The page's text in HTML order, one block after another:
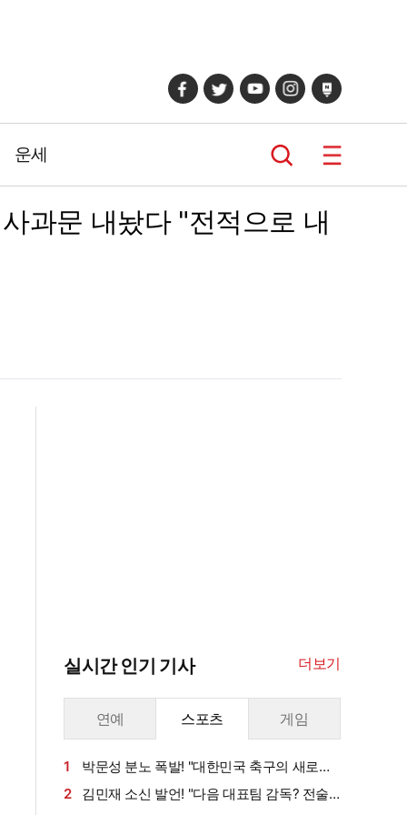
운세
과문 내놨다 "전적으로 내
실시간 인기 기사 더보기
연예 스포츠 게임
1
박문성 분노 폭발! "대한민국 축구의 새로운
헬게이트"…축구협회 심판 성접대 보도에 화났
2
김민재 소신 발언! "다음 대표팀 감독? 전술